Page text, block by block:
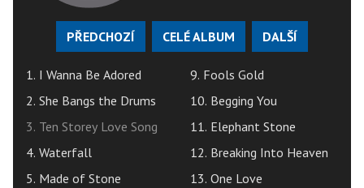
PŘEDCHOZÍ CELÉ ALBUM DALŠÍ
1. I Wanna Be Adored
2. She Bangs the Drums
3. Ten Storey Love Song
4. Waterfall
5. Made of Stone
9. Fools Gold
10. Begging You
11. Elephant Stone
12. Breaking Into Heaven
13. One Love